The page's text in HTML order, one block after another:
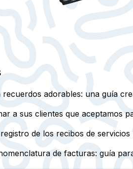
adorables: una guía
a sus clientes que aceptamos
de los recibos de
de facturas: guía